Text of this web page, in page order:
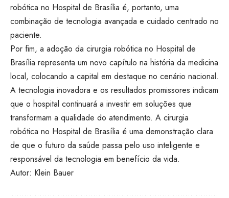
robótica no Hospital de Brasília é, portanto, uma
combinação de tecnologia avançada e cuidado centrado no
paciente.
Por fim, a adoção da cirurgia robótica no Hospital de
Brasília representa um novo capítulo na história da medicina
local, colocando a capital em destaque no cenário nacional.
A tecnologia inovadora e os resultados promissores indicam
que o hospital continuará a investir em soluções que
transformam a qualidade do atendimento. A cirurgia
robótica no Hospital de Brasília é uma demonstração clara
de que o futuro da saúde passa pelo uso inteligente e
responsável da tecnologia em benefício da vida.
Autor: Klein Bauer